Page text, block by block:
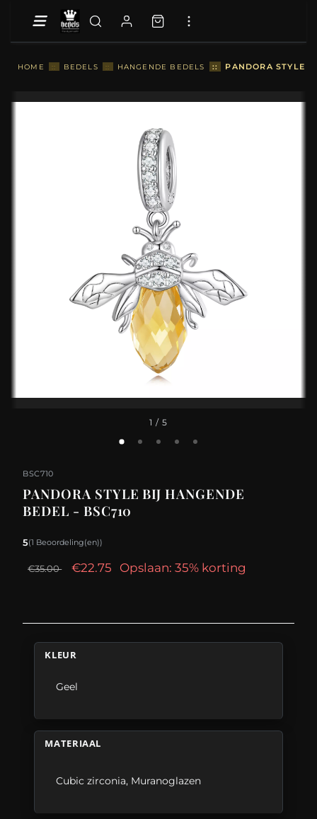
HOME :: BEDELS :: HANGENDE BEDELS :: PANDORA STYLE
1 / 5
BSC710
PANDORA STYLE BIJ HANGENDE
BEDEL - BSC710
5(1 Beoordeling(en))
€35.00 €22.75 Opslaan: 35% korting
KLEUR
Geel
MATERIAAL
Cubic zirconia, Muranoglazen